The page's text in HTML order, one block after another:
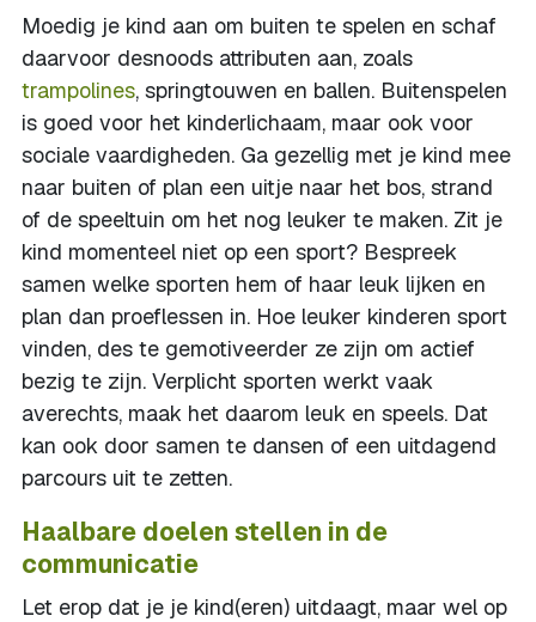
Moedig je kind aan om buiten te spelen en schaf
daarvoor desnoods attributen aan, zoals
trampolines, springtouwen en ballen. Buitenspelen
is goed voor het kinderlichaam, maar ook voor
sociale vaardigheden. Ga gezellig met je kind mee
naar buiten of plan een uitje naar het bos, strand
of de speeltuin om het nog leuker te maken. Zit je
kind momenteel niet op een sport? Bespreek
samen welke sporten hem of haar leuk lijken en
plan dan proeflessen in. Hoe leuker kinderen sport
vinden, des te gemotiveerder ze zijn om actief
bezig te zijn. Verplicht sporten werkt vaak
averechts, maak het daarom leuk en speels. Dat
kan ook door samen te dansen of een uitdagend
parcours uit te zetten.
Haalbare doelen stellen in de
communicatie
Let erop dat je je kind(eren) uitdaagt, maar wel op